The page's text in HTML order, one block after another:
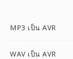
MP3 เป็น AVR
WAV เป็น AVR